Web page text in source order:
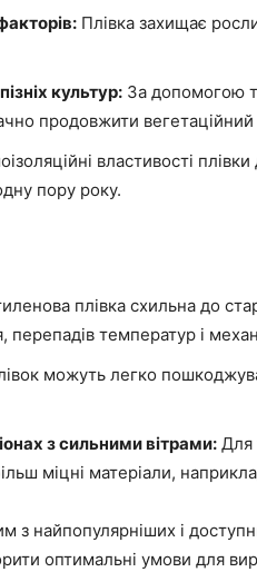
Плівка захищає
культур: За допомогою
продовжити вегетаційний
властивості
пору року.
плівка схильна до
перепадів температур і
можуть легко
з сильними вітрами: Для
міцні матеріали,
з найпопулярніших і
оптимальні умови для